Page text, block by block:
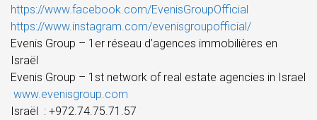
https://www.facebook.com/EvenisGroupOfficial
https://www.instagram.com/evenisgroupofficial/
Evenis Group – 1er réseau d’agences immobilières en
Israël
Evenis Group – 1st network of real estate agencies in Israel
www.evenisgroup.com
Israël : +972.74.75.71.57